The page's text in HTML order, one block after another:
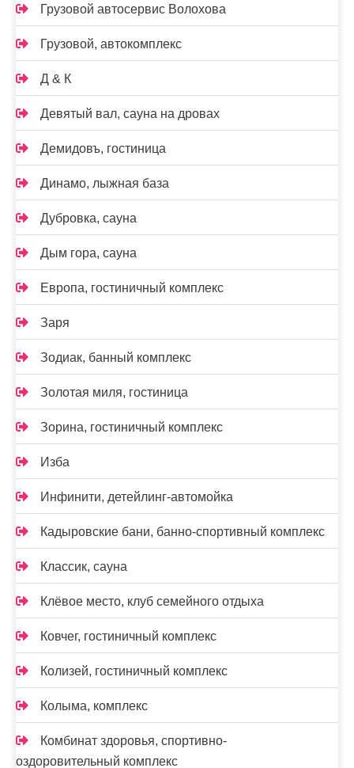
Грузовой автосервис Волохова
Грузовой, автокомплекс
Д & К
Девятый вал, сауна на дровах
Демидовъ, гостиница
Динамо, лыжная база
Дубровка, сауна
Дым гора, сауна
Европа, гостиничный комплекс
Заря
Зодиак, банный комплекс
Золотая миля, гостиница
Зорина, гостиничный комплекс
Изба
Инфинити, детейлинг-автомойка
Кадыровские бани, банно-спортивный комплекс
Классик, сауна
Клёвое место, клуб семейного отдыха
Ковчег, гостиничный комплекс
Колизей, гостиничный комплекс
Колыма, комплекс
Комбинат здоровья, спортивно-
оздоровительный комплекс